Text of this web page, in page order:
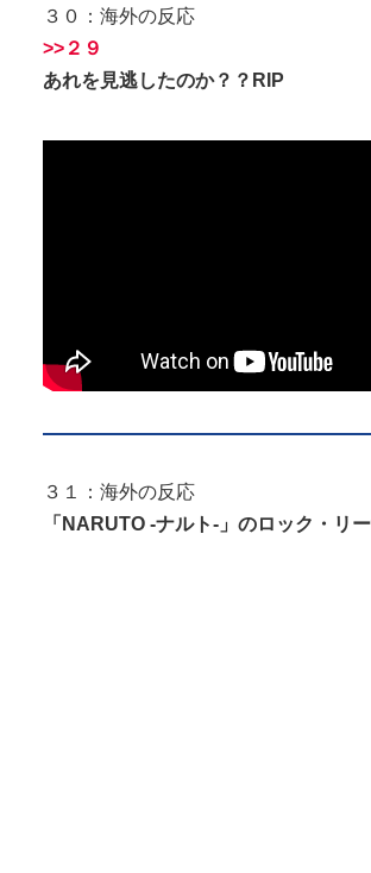
３０：海外の反応
>>２９
あれを見逃したのか？？RIP
３１：海外の反応
「NARUTO -ナルト-」のロック・リ